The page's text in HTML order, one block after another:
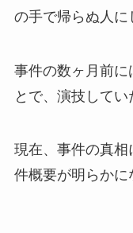
の手で帰らぬ人に
事件の数ヶ月前に
とで、演技してい
現在、事件の真
件概要が明らかに